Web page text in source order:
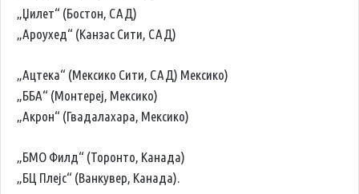
„Џилет“ (Бостон, САД)
„Ароухед“ (Канзас Сити, САД)
„Ацтека“ (Мексико Сити, САД) Мексико)
„ББА“ (Монтереј, Мексико)
„Акрон“ (Гвадалахара, Мексико)
„БМО Филд“ (Торонто, Канада)
„БЦ Плејс“ (Ванкувер, Канада).